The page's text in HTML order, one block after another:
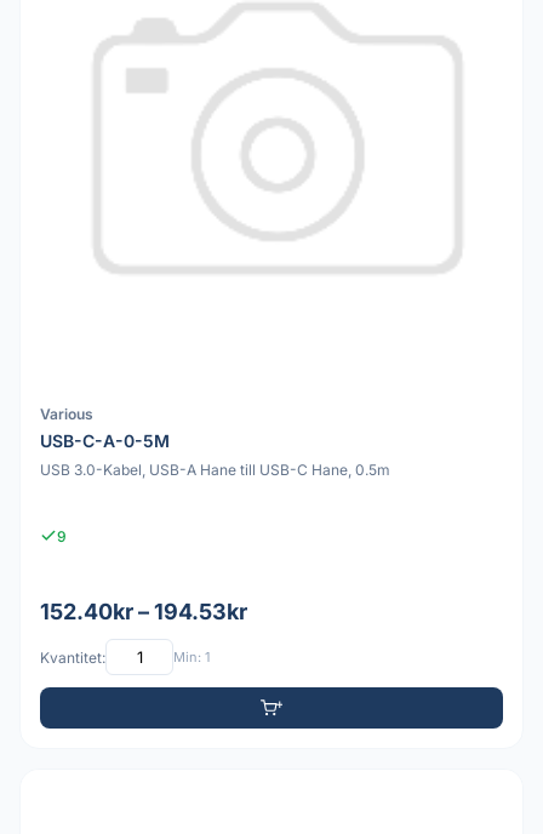
Various
USB-C-A-0-5M
USB 3.0-Kabel, USB-A Hane till USB-C Hane, 0.5m
9
152.40kr – 194.53kr
Kvantitet: Min: 1